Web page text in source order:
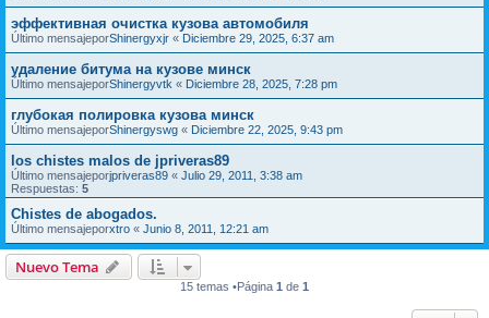
эффективная очистка кузова автомобиля
Último mensajeporShinergyxjr « Diciembre 29, 2025, 6:37 am
удаление битума на кузове минск
Último mensajeporShinergyvtk « Diciembre 28, 2025, 7:28 pm
глубокая полировка кузова минск
Último mensajeporShinergyswg « Diciembre 22, 2025, 9:43 pm
los chistes malos de jpriveras89
Último mensajeporjpriveras89 « Julio 29, 2011, 3:38 am
Respuestas: 5
Chistes de abogados.
Último mensajeporxtro « Junio 8, 2011, 12:21 am
Nuevo Tema
15 temas •Página 1 de 1